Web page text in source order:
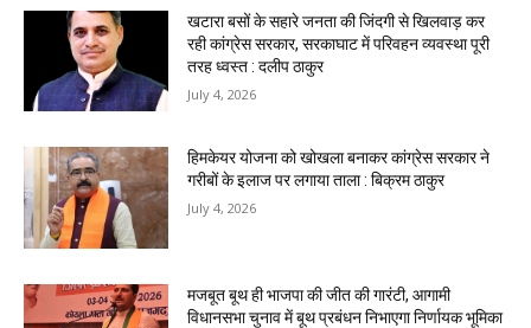
खटारा बसों के सहारे जनता की जिंदगी से खिलवाड़ कर
रही कांग्रेस सरकार, सरकाघाट में परिवहन व्यवस्था पूरी
तरह ध्वस्त : दलीप ठाकुर
July 4, 2026
हिमकेयर योजना को खोखला बनाकर कांग्रेस सरकार ने
गरीबों के इलाज पर लगाया ताला : बिक्रम ठाकुर
July 4, 2026
मजबूत बूथ ही भाजपा की जीत की गारंटी, आगामी
विधानसभा चुनाव में बूथ प्रबंधन निभाएगा निर्णायक भूमिका